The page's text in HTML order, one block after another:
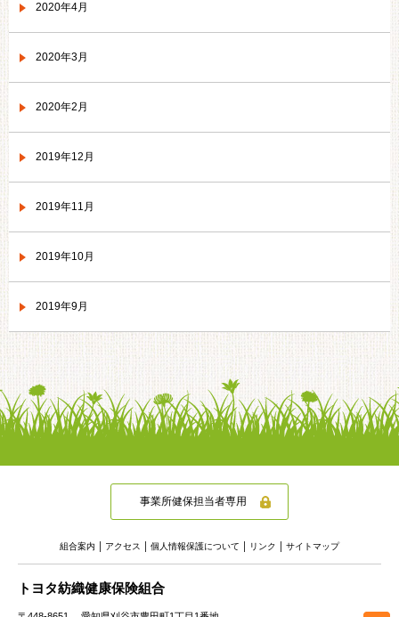
2020年4月
2020年3月
2020年2月
2019年12月
2019年11月
2019年10月
2019年9月
事業所健保担当者専用
組合案内 アクセス 個人情報保護について リンク サイトマップ
トヨタ紡織健康保険組合